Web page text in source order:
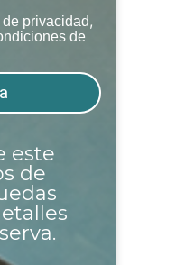
privacidad ,
de
este
de